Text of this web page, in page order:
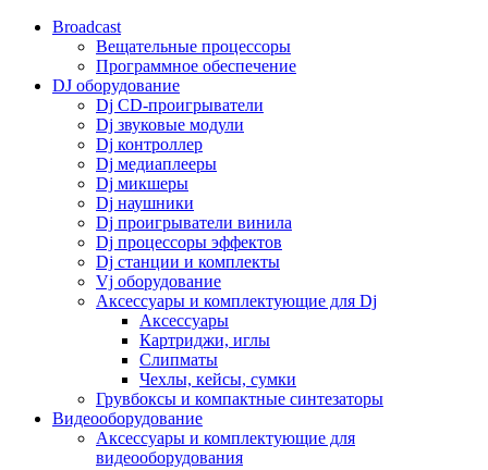
Broadcast
Вещательные процессоры
Программное обеспечение
DJ оборудование
Dj CD-проигрыватели
Dj звуковые модули
Dj контроллер
Dj медиаплееры
Dj микшеры
Dj наушники
Dj проигрыватели винила
Dj процессоры эффектов
Dj станции и комплекты
Vj оборудование
Аксессуары и комплектующие для Dj
Аксессуары
Картриджи, иглы
Слипматы
Чехлы, кейсы, сумки
Грувбоксы и компактные синтезаторы
Видеооборудование
Аксессуары и комплектующие для
видеооборудования